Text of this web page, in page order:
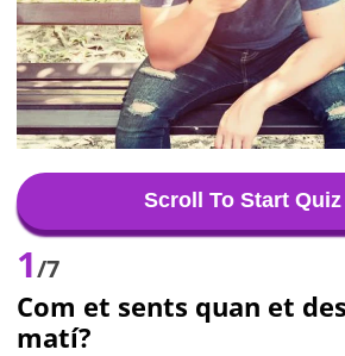
Scroll To Start Quiz
1/7
Com et sents quan et
matí?